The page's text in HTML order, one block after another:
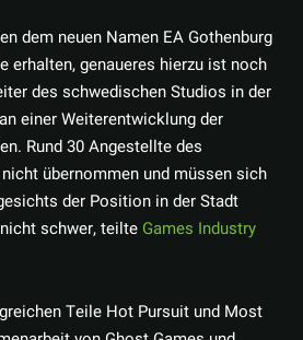
dem neuen Namen EA Gothenburg
erhalten, genaueres hierzu ist noch
des schwedischen Studios in der
einer Weiterentwicklung der
Rund 30 Angestellte des
übernommen und müssen sich
der Position in der Stadt
schwer, teilte Games Industry
Teile Hot Pursuit und Most